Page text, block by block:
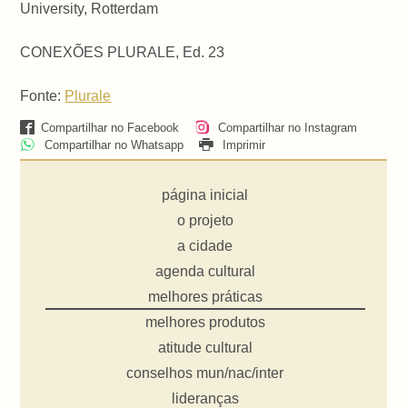
University, Rotterdam
CONEXÕES PLURALE, Ed. 23
Fonte: Plurale
Compartilhar no Facebook
Compartilhar no Instagram
Compartilhar no Whatsapp
Imprimir
página inicial
o projeto
a cidade
agenda cultural
melhores práticas
melhores produtos
atitude cultural
conselhos mun/nac/inter
lideranças